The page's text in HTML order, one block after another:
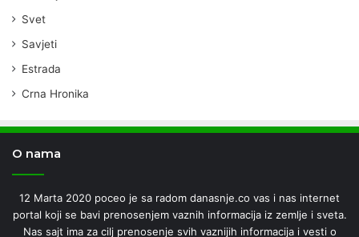
Svet
Savjeti
Estrada
Crna Hronika
O nama
12 Marta 2020 poceo je sa radom danasnje.co vas i nas internet
portal koji se bavi prenosenjem vaznih informacija iz zemlje i sveta.
Nas sajt ima za cilj prenosenje svih vaznijih informacija i vesti o